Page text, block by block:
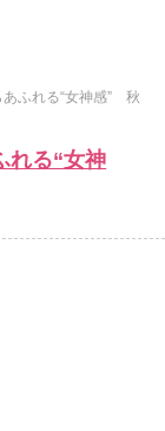
あふれる“女神感” 秋
れる“女神